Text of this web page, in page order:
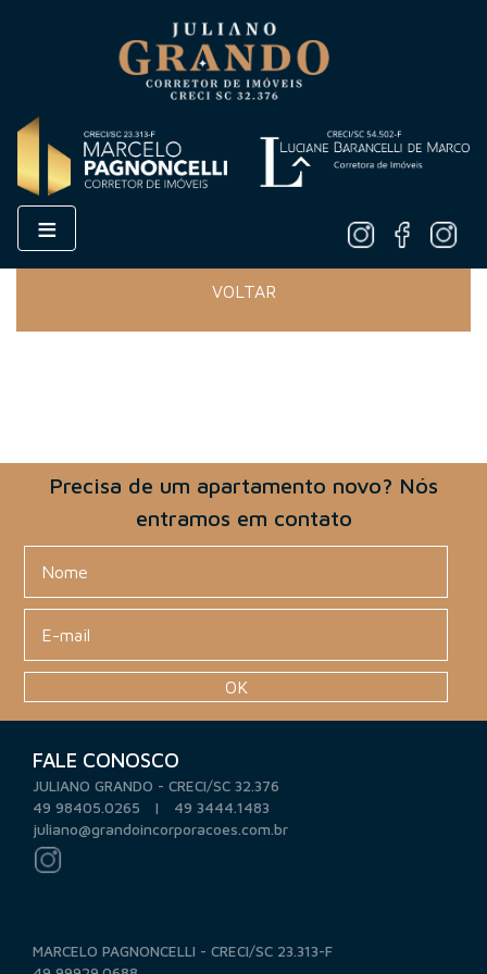
≡
VOLTAR
Precisa de um apartamento novo? Nós
entramos em contato
OK
FALE CONOSCO
JULIANO GRANDO - CRECI/SC 32.376
49 98405.0265 | 49 3444.1483
juliano@grandoincorporacoes.com.br
MARCELO PAGNONCELLI - CRECI/SC 23.313-F